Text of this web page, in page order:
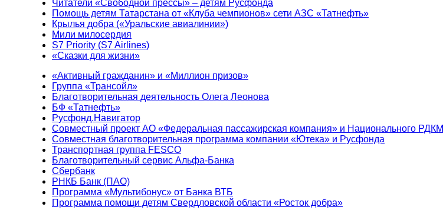
Читатели «Свободной прессы» – детям Русфонда
Помощь детям Татарстана от «Клуба чемпионов» сети АЗС «Татнефть»
Крылья добра («Уральские авиалинии»)
Мили милосердия
S7 Priority (S7 Airlines)
«Сказки для жизни»
«Активный гражданин» и «Миллион призов»
Группа «Трансойл»
Благотворительная деятельность Олега Леонова
БФ «Татнефть»
Русфонд.Навигатор
Совместный проект АО «Федеральная пассажирская компания» и Национального РДКМ
Совместная благотворительная программа компании «Ютека» и Русфонда
Транспортная группа FESCO
Благотворительный сервис Альфа-Банка
Сбербанк
РНКБ Банк (ПАО)
Программа «Мультибонус» от Банка ВТБ
Программа помощи детям Свердловской области «Росток добра»